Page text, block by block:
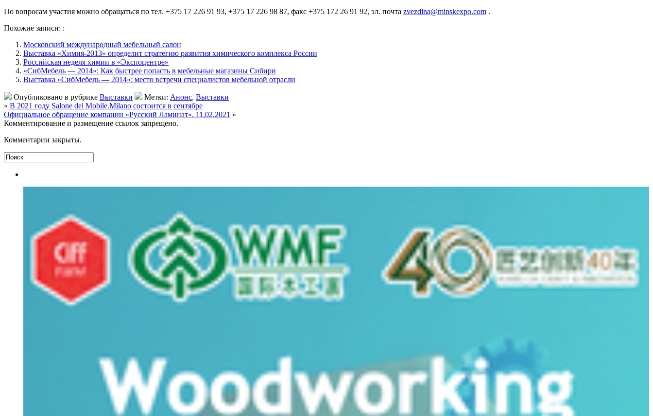
По вопросам участия можно обращаться по тел. +375 17 226 91 93, +375 17 226 98 87, факс +375 172 26 91 92, эл. почта zvezdina@minskexpo.com .
Похожие записи: :
Московский международный мебельный салон
Выставка «Химия-2013» определит стратегию развития химического комплекса России
Российская неделя химии в «Экспоцентре»
«СибМебель — 2014»: Как быстрее попасть в мебельные магазины Сибири
Выставка «СибМебель — 2014»: место встречи специалистов мебельной отрасли
Опубликовано в рубрике Выставки Метки: Анонс, Выставки
« В 2021 году Salone del Mobile.Milano состоится в сентябре
Официальное обращение компании «Русский Ламинат». 11.02.2021 »
Комментирование и размещение ссылок запрещено.
Комментарии закрыты.